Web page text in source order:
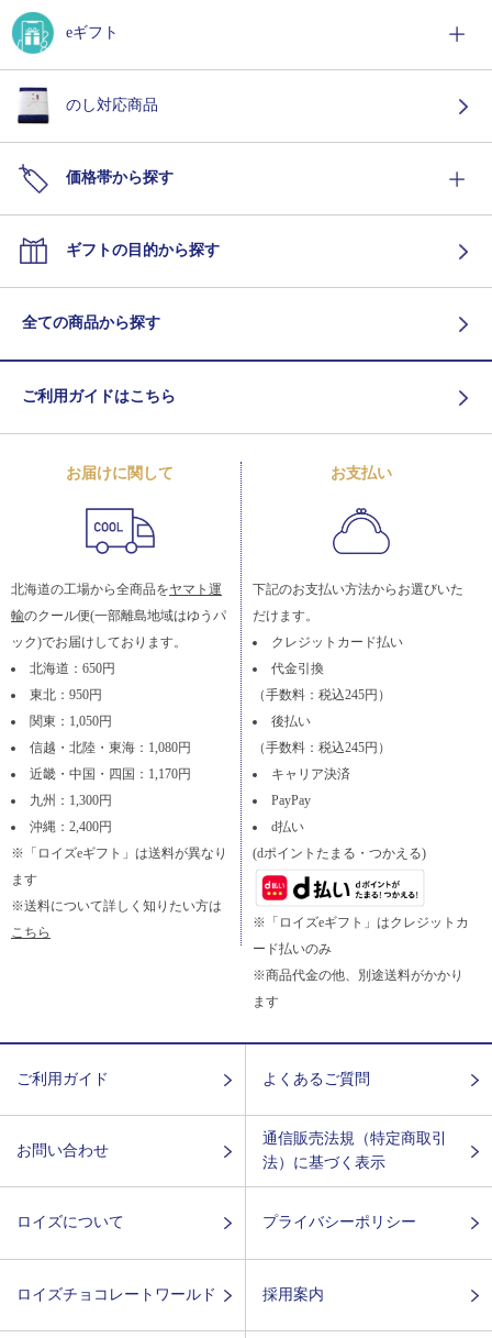
eギフト
のし対応商品
価格帯から探す
ギフトの目的から探す
全ての商品から探す
ご利用ガイドはこちら
お届けに関して
北海道の工場から全商品をヤマト運
輸のクール便(一部離島地域はゆうパ
ック)でお届けしております。
北海道：650円
東北：950円
関東：1,050円
信越・北陸・東海：1,080円
近畿・中国・四国：1,170円
九州：1,300円
沖縄：2,400円
※「ロイズeギフト」は送料が異なり
ます
※送料について詳しく知りたい方は
こちら
お支払い
下記のお支払い方法からお選びいた
だけます。
クレジットカード払い
代金引換
（手数料：税込245円）
後払い
（手数料：税込245円）
キャリア決済
PayPay
d払い
(dポイントたまる・つかえる)
※「ロイズeギフト」はクレジットカ
ード払いのみ
※商品代金の他、別途送料がかかり
ます
ご利用ガイド よくあるご質問
お問い合わせ
通信販売法規（特定商取引
法）に基づく表示
ロイズについて プライバシーポリシー
ロイズチョコレートワールド 採用案内